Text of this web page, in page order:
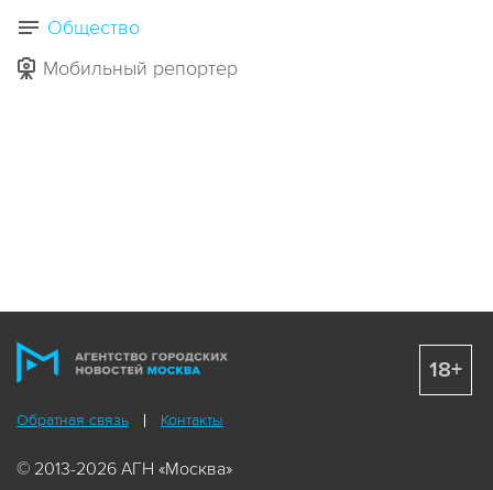
Общество
Мобильный репортер
Обратная связь Контакты
© 2013-2026 АГН «Москва»
18+